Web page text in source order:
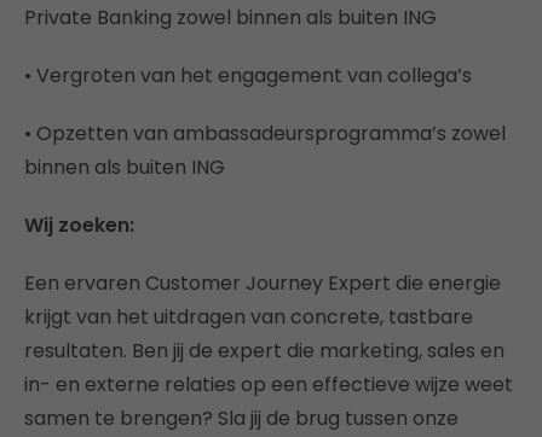
Private Banking zowel binnen als buiten ING
• Vergroten van het engagement van collega’s
• Opzetten van ambassadeursprogramma’s zowel
binnen als buiten ING
Wij zoeken:
Een ervaren Customer Journey Expert die energie
krijgt van het uitdragen van concrete, tastbare
resultaten. Ben jij de expert die marketing, sales en
in- en externe relaties op een effectieve wijze weet
samen te brengen? Sla jij de brug tussen onze